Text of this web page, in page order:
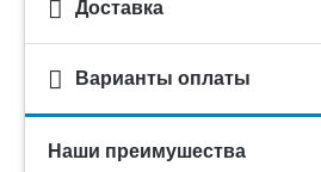
Доставка
Варианты оплаты
Наши преимушества